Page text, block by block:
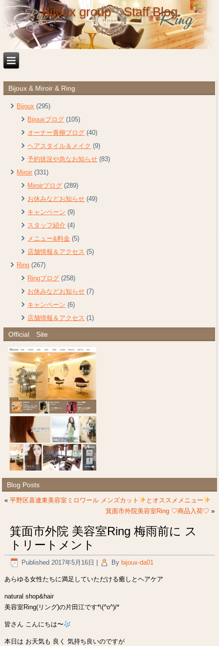
Bijoux group Staff Blog
Bijoux & Miroir & Ring
Bijoux (295)
Bijouxブログ (105)
オーナー青柳ブログ (40)
ヘアスタイル＆メイク (9)
予約状況や急なお知らせ (83)
Miroir (331)
Miroirブログ (289)
お休みなどお知らせ (49)
キャンペーン (9)
スタッフ紹介 (4)
メニュー&料金 (5)
店舗情報＆アクセス (5)
Ring (267)
Ringブログ (258)
お休みなどお知らせ (7)
キャンペーン (6)
店舗情報＆アクセス (1)
Official Site
Blog Posts
«平野区喜連東美容室ミロワール メンズカット
とオススメメニュー
箕面市外院美容室Ring ♡商品入荷♡ »
箕面市外院 美容室Ring 梅雨前に ス
トリートメント
Published 2017年5月16日 By bijoux-da01
あらゆる女性たちに満足していただける癒しとヘアケア
natural shop&hair
美容室Ring(リング)の片田江です*\(^o^)/*
皆さん こんにちは〜
本日は お天気も 良く 気持ち良いのですが